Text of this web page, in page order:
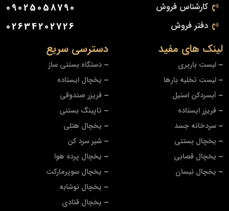
دسترسی سریع
دستگاه بستنی ساز
یخچال ایستاده
فریزر صندوقی
تاپینگ بستنی
یخچال هتلی
شیر سرد کن
یخچال پرده هوا
یخچال سوپرمارکت
یخچال نوشابه
یخچال قنادی
لینک های مفید
لیست باربری
لیست تخلیه بارها
آبسردکن استیل
فریزر ایستاده
سردخانه جسد
یخچال بستنی
یخچال قصابی
یخچال نیسان
کارشناس فروش 09025058790
دفتر فروش 02634202726